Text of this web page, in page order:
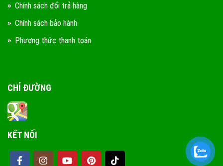
Chính sách đổi trả hàng
Chính sách bảo hành
Phương thức thanh toán
CHỈ ĐƯỜNG
KẾT NỐI